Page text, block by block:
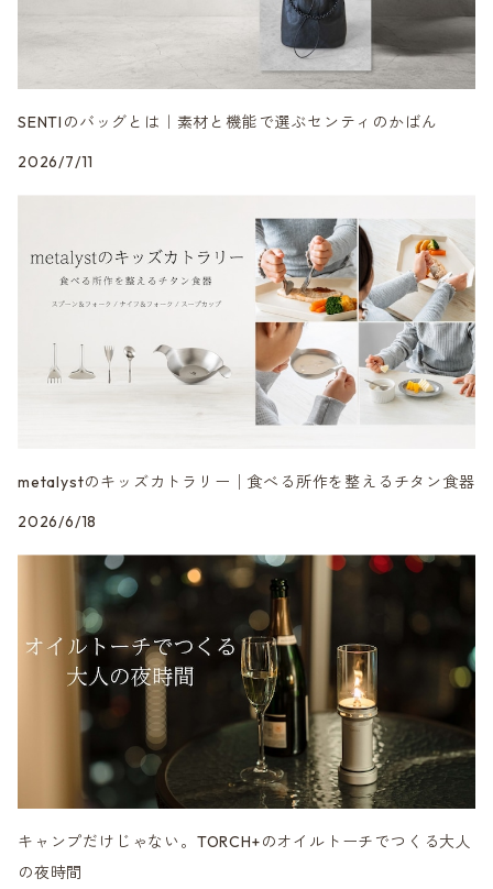
SENTIのバッグとは｜素材と機能で選ぶセンティのかばん
2026/7/11
metalystのキッズカトラリー│食べる所作を整えるチタン食器
2026/6/18
キャンプだけじゃない。TORCH+のオイルトーチでつくる大人
の夜時間